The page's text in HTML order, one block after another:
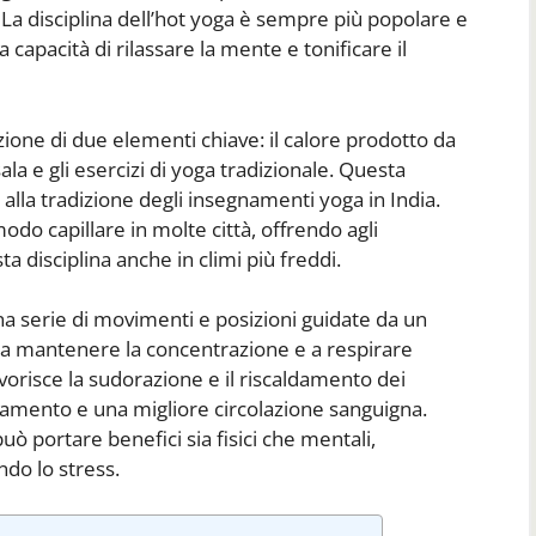
disciplina dell’hot yoga è sempre più popolare e
capacità di rilassare la mente e tonificare il
di due elementi chiave: il calore prodotto da
e gli esercizi di yoga tradizionale. Questa
tradizione degli insegnamenti yoga in India.
capillare in molte città, offrendo agli
disciplina anche in climi più freddi.
serie di movimenti e posizioni guidate da un
mantenere la concentrazione e a respirare
la sudorazione e il riscaldamento dei
e una migliore circolazione sanguigna.
portare benefici sia fisici che mentali,
lo stress.